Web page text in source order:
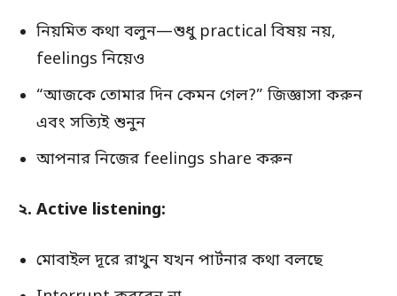
নিয়মিত কথা বলুন—শুধু practical বিষয় নয়,
feelings নিয়েও
“আজকে তোমার দিন কেমন গেল?” জিজ্ঞাসা করুন
এবং সত্যিই শুনুন
আপনার নিজের feelings share করুন
২. Active listening:
মোবাইল দূরে রাখুন যখন পার্টনার কথা বলছে